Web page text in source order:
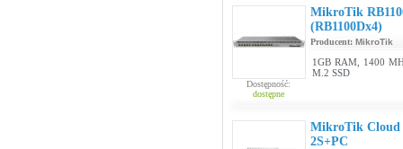
Dostępność:
dostępne
MikroTik
(RB1100Dx4)
Producent: MikroTik
1GB RAM, 1400
M.2 SSD
MikroTik Cloud
2S+PC